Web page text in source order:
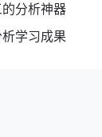
分析神器
学习成果